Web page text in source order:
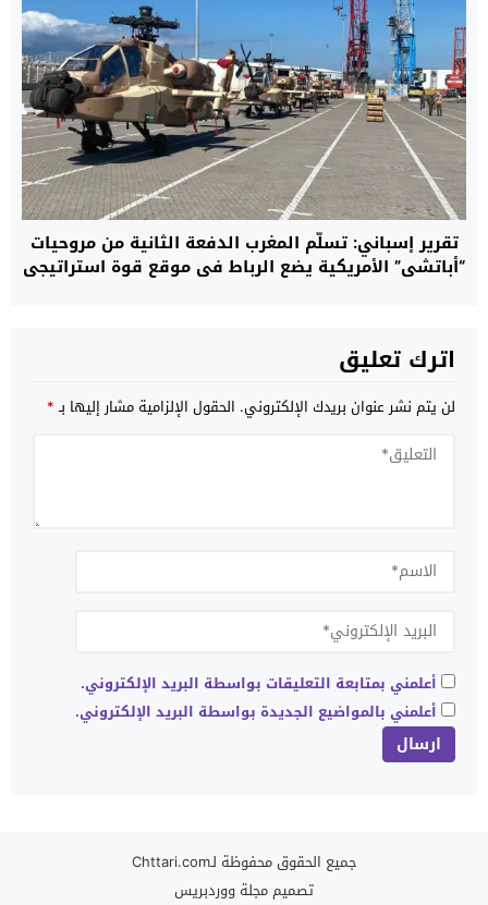
تقرير إسباني: تسلُّم المغرب الدفعة الثانية من مروحيات
“أباتشي” الأمريكية يضع الرباط في موقع قوة استراتيجي
اترك تعليق
لن يتم نشر عنوان بريدك الإلكتروني. الحقول الإلزامية مشار إليها بـ*
أعلمني بمتابعة التعليقات بواسطة البريد الإلكتروني.
أعلمني بالمواضيع الجديدة بواسطة البريد الإلكتروني.
جميع الحقوق محفوظة لـChttari.com
تصميممجلة ووردبريس